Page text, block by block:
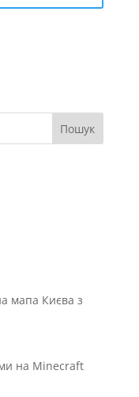
Пошук
мапа Києва з
на Minecraft